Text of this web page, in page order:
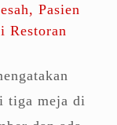
Pasien
Restoran
tiga meja di